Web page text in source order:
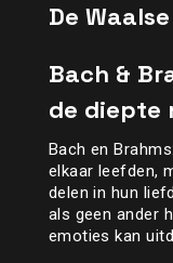
De
Bach &
de diepte
Bach en
elkaar leefden,
delen in hun
als geen ander
emoties kan